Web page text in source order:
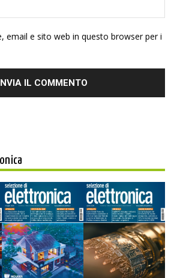
email e sito web in questo browser per i